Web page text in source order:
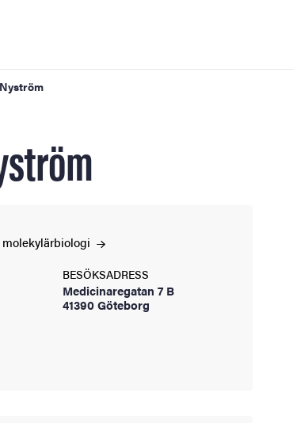
molekylärbiologi
BESÖKSADRESS
Medicinaregatan 7 B
41390 Göteborg